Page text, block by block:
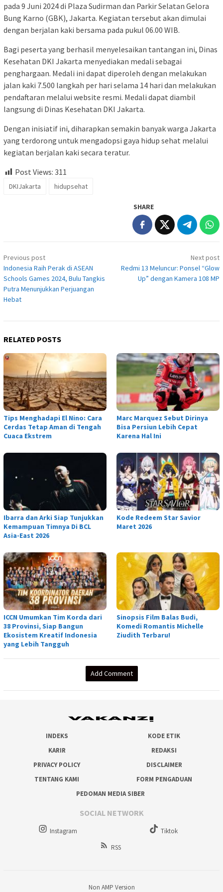
pada 9 Juni 2024 di Plaza Sudirman dan Parkir Selatan Gelora
Bung Karno (GBK), Jakarta. Kegiatan tersebut akan dimulai
dengan berjalan kaki bersama pada pukul 06.00 WIB.
Bagi peserta yang berhasil menyelesaikan tantangan ini, Dinas
Kesehatan DKI Jakarta menyediakan medali sebagai
penghargaan. Medali ini dapat diperoleh dengan melakukan
jalan kaki 7.500 langkah per hari selama 14 hari dan melakukan
pendaftaran melalui website resmi. Medali dapat diambil
langsung di Dinas Kesehatan DKI Jakarta.
Dengan inisiatif ini, diharapkan semakin banyak warga Jakarta
yang terdorong untuk mengadopsi gaya hidup sehat melalui
kegiatan berjalan kaki secara teratur.
Post Views: 311
DKIJakarta hidupsehat
SHARE
Post
navigation
Previous post
Indonesia Raih Perak di ASEAN
Schools Games 2024, Bulu Tangkis
Putra Menunjukkan Perjuangan
Hebat
Next post
Redmi 13 Meluncur: Ponsel “Glow
Up” dengan Kamera 108 MP
RELATED POSTS
Tips Menghadapi El Nino: Cara
Cerdas Tetap Aman di Tengah
Cuaca Ekstrem
Marc Marquez Sebut Dirinya
Bisa Persiun Lebih Cepat
Karena Hal Ini
Ibarra dan Arki Siap Tunjukkan
Kemampuan Timnya Di BCL
Asia-East 2026
Kode Redeem Star Savior
Maret 2026
ICCN Umumkan Tim Korda dari
38 Provinsi, Siap Bangun
Ekosistem Kreatif Indonesia
yang Lebih Tangguh
Sinopsis Film Balas Budi,
Komedi Romantis Michelle
Ziudith Terbaru!
Add Comment
INDEKS
KODE ETIK
KARIR
REDAKSI
PRIVACY POLICY
DISCLAIMER
TENTANG KAMI
FORM PENGADUAN
PEDOMAN MEDIA SIBER
SOCIAL NETWORK
Instagram
Tiktok
RSS
Non AMP Version